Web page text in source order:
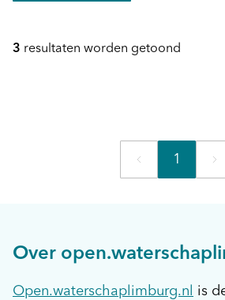
3 resultaten worden getoond
1
Over
Open.waterschaplimburg.nl
is